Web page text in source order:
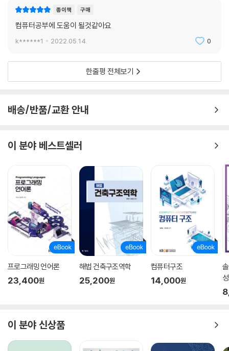
CHAPTER 12 알고리즘
12.1 알고리즘의 개념과 표현
12.3 다양한 알고리즘
종이책 구매
컴퓨터공부에 도움이 될것같아요
k******1 2022.05.14. 0
한줄평 전체보기
배송/반품/교환 안내
이 분야 베스트셀러
프로그래밍 언어론
23,400원
해법 건축구조역학
25,200원
컴퓨터구조
14,000원
이 분야 신상품